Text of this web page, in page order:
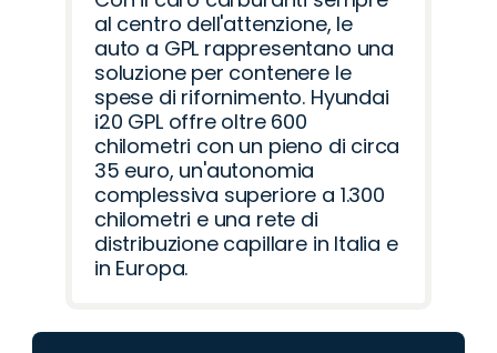
al centro dell'attenzione, le
auto a GPL rappresentano una
soluzione per contenere le
spese di rifornimento. Hyundai
i20 GPL offre oltre 600
chilometri con un pieno di circa
35 euro, un'autonomia
complessiva superiore a 1.300
chilometri e una rete di
distribuzione capillare in Italia e
in Europa.